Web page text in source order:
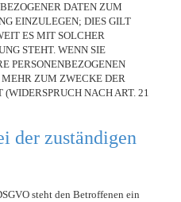
DATEN ZUM
EINZULEGEN; DIES GILT
ES MIT SOLCHER
STEHT. WENN SIE
PERSONENBEZOGENEN
ZUM ZWECKE DER
NACH ART. 21
der zuständigen
steht den Betroffenen ein